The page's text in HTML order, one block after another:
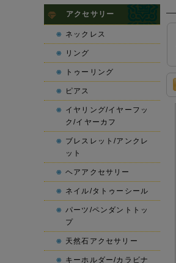
アクセサリー
ネックレス
リング
トゥーリング
ピアス
イヤリング/イヤーフッ
ク/イヤーカフ
ブレスレット/アンクレ
ット
ヘアアクセサリー
ネイル/タトゥーシール
パーツ/ペンダントトッ
プ
天然石アクセサリー
キーホルダー/カラビナ